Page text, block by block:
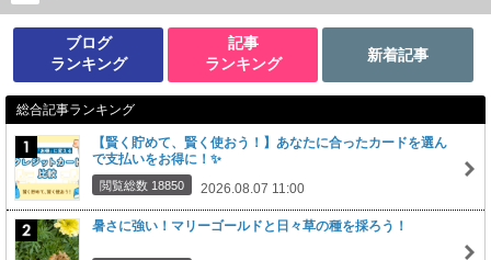
ブログ
ランキング
記事
ランキング
新着記事
総合記事ランキング
【賢く貯めて、賢く使おう！】あなたに合ったカードを選ん
で支払いをお得に！✨
閲覧総数 18850 2026.08.07 11:00
暑さに強い！マリーゴールドと日々草の種を採ろう！